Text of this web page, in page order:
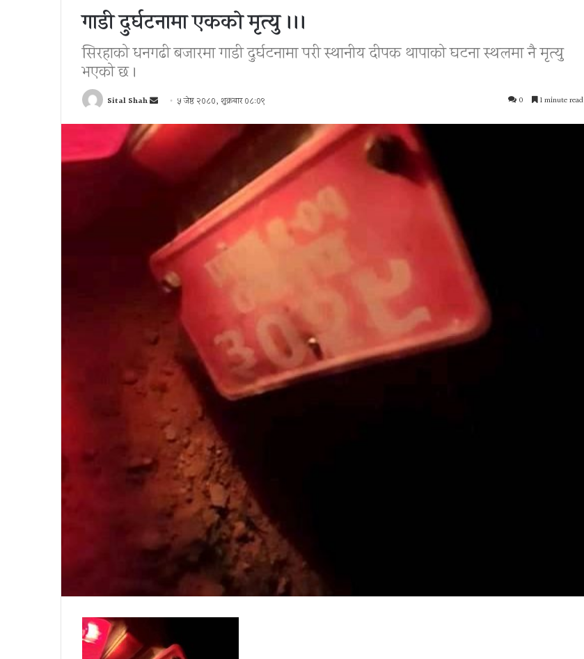
गाडी दुर्घटनामा एकको मृत्यु ।।।
सिरहाको धनगढी बजारमा गाडी दुर्घटनामा परी स्थानीय दीपक थापाको घटना स्थलमा नै मृत्यु
भएको छ ।
Sital Shah
Send
email
५ जेष्ठ २०८०, शुक्रबार ०८:०९ 0 1 minute read